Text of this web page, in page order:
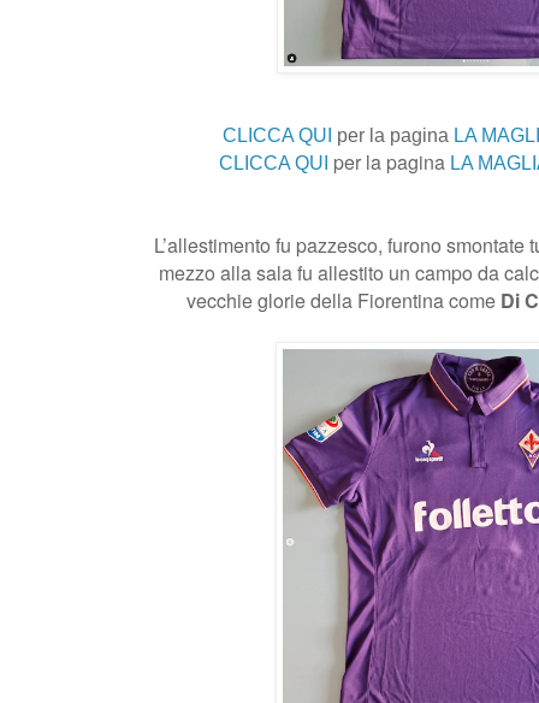
CLICCA QUI per la pagina LA
CLICCA QUI per la pagina LA
L’allestimento fu pazzesco, furono
mezzo alla sala fu allestito un campo da
vecchie glorie della Fiorentina come Di